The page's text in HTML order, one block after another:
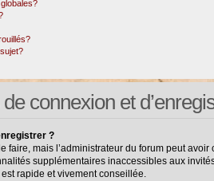
connexion et
?
faire, mais l’administrateur du forum peut
supplémentaires inaccessibles aux
rapide et vivement conseillée.